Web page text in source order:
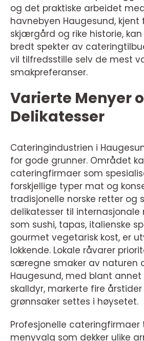
og det praktiske arbeidet
havnebyen Haugesund, kjent
skjærgård og rike historie,
bredt spekter av
vil tilfredsstille selv de mest
smakpreferanser.
Varierte Menyer
Delikatesser
Cateringindustrien i
for gode grunner. Området
cateringfirmaer som
forskjellige typer mat og
tradisjonelle norske retter og
delikatesser til
som sushi, tapas, italienske
gourmet vegetarisk kost, er
lokkende. Lokale råvarer
særegne smaker av naturen
Haugesund, med blant annet
skalldyr, markerte fire
grønnsaker settes i høysetet.
Profesjonelle cateringfirmaer
menyvalg som dekker ulike